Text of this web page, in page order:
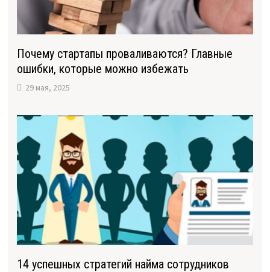
Почему стартапы проваливаются? Главные
ошибки, которые можно избежать
29 мая, 2025
14 успешных стратегий найма сотрудников